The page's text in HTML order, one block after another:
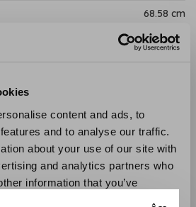
content and ads, to
and to analyse our traffic.
about your use of our site with
and analytics partners who
information that you’ve
68.58 cm
21.59 cm
geprint behang met
herhaald patroon dat een gevoel
aan de muren van elk interieur.